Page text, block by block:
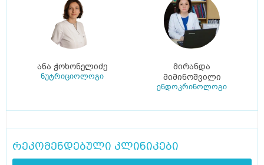
ანა ჭოხონელიძე
ნუტრიციოლოგი
მირანდა
მიმინოშვილი
ენდოკრინოლოგი
რეკომენდებული კლინიკები